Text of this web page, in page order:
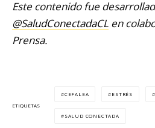
Este contenido fue
@SaludConectadaCL en
Prensa.
ETIQUETAS
CEFALEA ESTRÉS
SALUD CONECTADA